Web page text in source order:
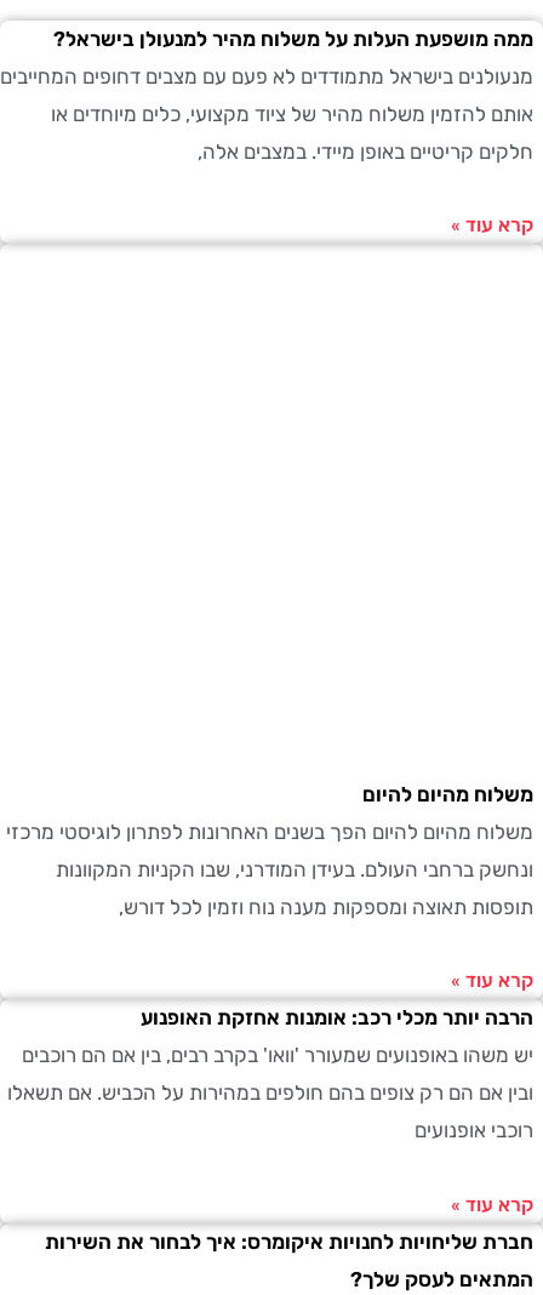
מושפעת העלות על משלוח מהיר למנעולן בישראל?
בישראל מתמודדים לא פעם עם מצבים דחופים המחייבים
להזמין משלוח מהיר של ציוד מקצועי, כלים מיוחדים או
קריטיים באופן מיידי. במצבים אלה,
»
מהיום להיום
מהיום להיום הפך בשנים האחרונות לפתרון לוגיסטי מרכזי
ברחבי העולם. בעידן המודרני, שבו הקניות המקוונות
תאוצה ומספקות מענה נוח וזמין לכל דורש,
»
יותר מכלי רכב: אומנות אחזקת האופנוע
באופנועים שמעורר 'וואו' בקרב רבים, בין אם הם רוכבים
אם הם רק צופים בהם חולפים במהירות על הכביש. אם תשאלו
אופנועים
»
שליחויות לחנויות איקומרס: איך לבחור את השירות
לעסק שלך?